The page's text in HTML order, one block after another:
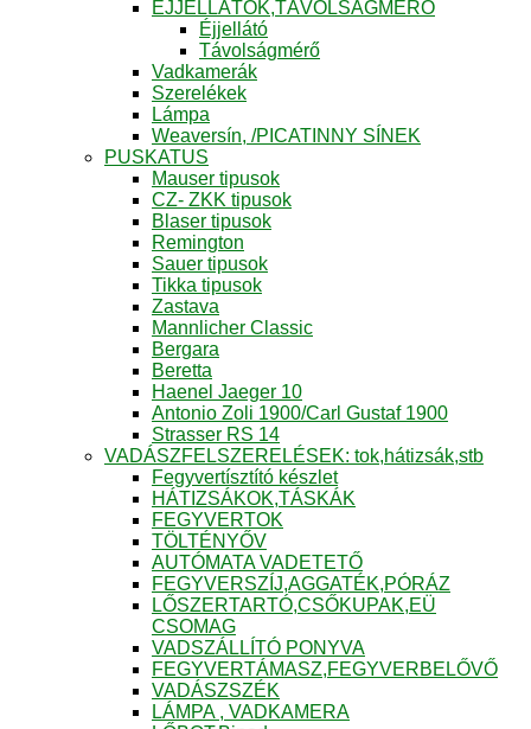
ÉJJELLÁTÓK,TÁVOLSÁGMÉRŐ
Éjjellátó
Távolságmérő
Vadkamerák
Szerelékek
Lámpa
Weaversín, /PICATINNY SÍNEK
PUSKATUS
Mauser tipusok
CZ- ZKK tipusok
Blaser tipusok
Remington
Sauer tipusok
Tikka tipusok
Zastava
Mannlicher Classic
Bergara
Beretta
Haenel Jaeger 10
Antonio Zoli 1900/Carl Gustaf 1900
Strasser RS 14
VADÁSZFELSZERELÉSEK: tok,hátizsák,stb
Fegyvertísztító készlet
HÁTIZSÁKOK,TÁSKÁK
FEGYVERTOK
TÖLTÉNYŐV
AUTÓMATA VADETETŐ
FEGYVERSZÍJ,AGGATÉK,PÓRÁZ
LŐSZERTARTÓ,CSŐKUPAK,EÜ
CSOMAG
VADSZÁLLÍTÓ PONYVA
FEGYVERTÁMASZ,FEGYVERBELŐVŐ
VADÁSZSZÉK
LÁMPA , VADKAMERA